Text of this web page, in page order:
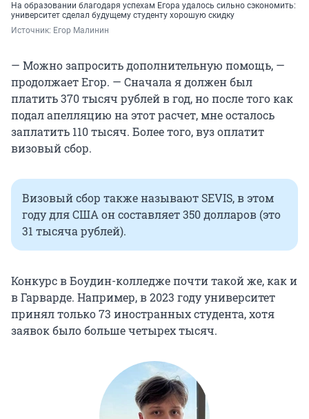
На образовании благодаря успехам Егора удалось сильно сэкономить:
университет сделал будущему студенту хорошую скидку
Источник: Егор Малинин
— Можно запросить дополнительную помощь, —
продолжает Егор. — Сначала я должен был
платить370 тысяч рублей в год, но после того как
подал апелляцию на этот расчет, мне осталось
заплатить 110 тысяч. Более того, вуз оплатит
визовый сбор.
Визовый сбор также называют SEVIS, в этом
году для США он составляет350 долларов (это
31 тысячарублей).
Конкурс в Боудин-колледже почти такой же, как и
в Гарварде. Например, в 2023 году университет
принял только73 иностранныхстудента, хотя
заявок было больше четырех тысяч.